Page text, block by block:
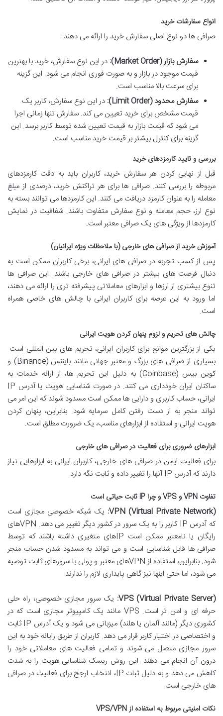
انواع سفارشات خرید
صرافی ها دو نوع اصلی سفارش خرید را ارائه می دهند:
سفارش بازار (Market Order):
در این نوع سفارش، خرید با بهترین
قیمت موجود در بازار و به صورت فوری انجام می شود. این گزینه
برای سرعت بالا مناسب است.
سفارش محدود (Limit Order):
در این نوع سفارش، کاربر یک
قیمت مشخص برای خرید تعیین می کند. سفارش تنها زمانی اجرا
می شود که قیمت بازار به قیمت تعیین شده توسط کاربر برسد. این
گزینه برای کنترل بیشتر بر قیمت خرید مناسب است.
بررسی و تایید کارمزدهای خرید
قبل از نهایی کردن هر سفارش خرید، کاربران باید به دقت کارمزدهای
مربوطه را بررسی کنند. صرافی ها برای هر تراکنش خرید، درصدی از مبلغ
معامله را به عنوان کارمزد دریافت می کنند. این کارمزدها می توانند بسته به
نوع ارز، حجم معامله و نوع سفارش متفاوت باشند. شفافیت در نمایش
کارمزدها از ویژگی های یک صرافی معتبر است.
آموزش خرید از صرافی های خارجی (با ملاحظات ویژه ایرانیان)
پس از کسب تجربه در صرافی های ایرانی، برخی کاربران ممکن است به
دنبال فرصت های بیشتر در صرافی های خارجی باشند. این صرافی ها
تنوع بیشتری از ارزها و ابزارهای معاملاتی پیشرفته تری را ارائه می دهند،
اما ورود به این عرصه برای کاربران ایرانی با چالش های خاصی همراه
است.
چالش های تحریم و لزوم پنهان کردن هویت ایرانی
یکی از بزرگترین موانع برای کاربران ایرانی، تحریم های بین المللی است.
بسیاری از صرافی های بزرگ و معتبر جهانی مانند بایننس (Binance) و
کوین بیس (Coinbase) به دلیل این تحریم ها، از ارائه خدمات به
ساکنان ایران خودداری می کنند. در صورت شناسایی هویت یا آدرس IP
ایرانی، حساب کاربری و دارایی ها ممکن است مسدود شوند که این امر می
تواند منجر به از دست رفتن کامل سرمایه شود. بنابراین، پنهان کردن
هویت ایرانی و استفاده از ابزارهای مناسب، یک ضرورت مطلق است.
ابزارهای ضروری برای فعالیت در صرافی های خارجی
برای فعالیت ایمن در صرافی های خارجی، کاربران ایرانی به ابزارهایی نیاز
دارند که آدرس IP آنها را تغییر داده و ثابت نگه دارد.
تفاوت VPN و VPS و چرا IP ثابت حیاتی است
VPN (Virtual Private Network): یک شبکه خصوصی مجازی است
که آدرس IP کاربر را به یک سرور در کشور دیگر تغییر می دهد. VPNهای
رایگان یا نامعتبر ممکن است IPهای متغیری داشته باشند که توسط
صرافی ها قابل شناسایی است و می تواند به مسدود شدن حساب منجر
شود. بنابراین، استفاده از VPNهای معتبر و پولی با سرورهای ثابت توصیه
می شود، اما حتی اینها نیز گاهی پایداری لازم را ندارند.
VPS (Virtual Private Server): یک سرور مجازی خصوصی، راه حلی
حرفه ای و امن تر است. VPS مانند یک کامپیوتر مجازی است که در
کشوری دیگر (مانند آلمان یا هلند) میزبانی می شود و یک آدرس IP ثابت
و اختصاصی در اختیار کاربر قرار می دهد. کاربران از طریق رایانه خود به این
سرور مجازی متصل می شوند و تمامی فعالیت های معاملاتی خود را
درون آن انجام می دهند. این روش ریسک شناسایی هویت را به شدت
کاهش می دهد و به دلیل ثبات IP، انتخاب ارجح برای فعالیت در صرافی
های خارجی است.
نکات امنیتی مربوط به استفاده از VPS/VPN